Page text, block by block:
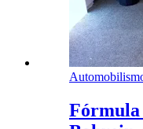
Fórmula